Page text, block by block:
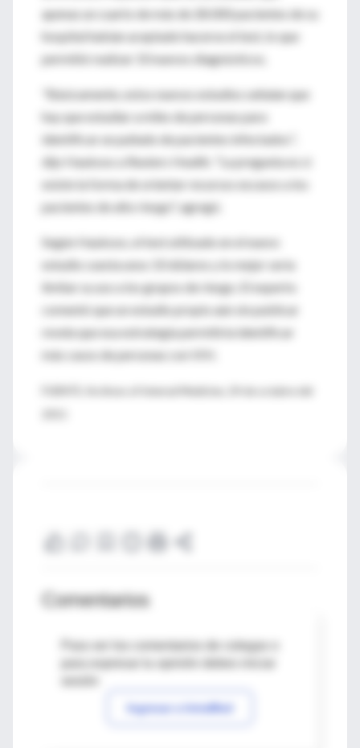
apenas un cuarto de más de 28.000 pacientes de su
hospital habían aceptado hacerse el test, lo que
permitió realizar 10 nuevos diagnósticos.
"Básicamente, estos nuevos estudios señalan que
hay que estudiar a miles de personas para
identificar un puñado de pacientes infectados",
dijo Haukoos a Reuters Health. "La pregunta es si
existe la forma de orientar recursos escasos a los
pacientes de alto riesgo", agregó.
Según Haukoos, el test utilizado en el nuevo
estudio cuesta unos 10 dólares y lo mejor sería
limitar su uso a los grupos de riesgo. El experto
comentó que un estudio propio aún sin publicar
revela que esa estrategia permitiría identificar
más casos de personas con VIH.
Comentarios
Para ver los comentarios de colegas o
Ingresar a IntraMed